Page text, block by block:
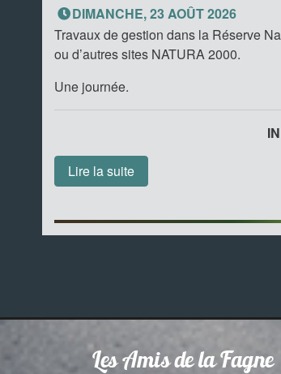
DIMANCHE, 23 AOÛT 2026
Travaux de gestion dans la Réserve
ou d’autres sites NATURA 2000.
Une journée.
Lire la suite
Les Amis de la Fagne